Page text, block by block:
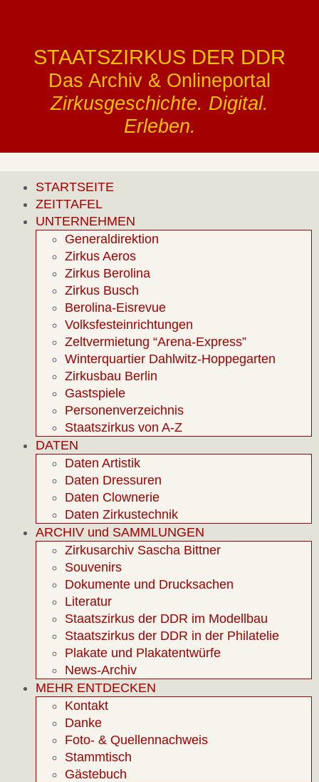
STAATSZIRKUS DER DDR
Das Archiv & Onlineportal
Zirkusgeschichte. Digital.
Erleben.
STARTSEITE
ZEITTAFEL
UNTERNEHMEN
Generaldirektion
Zirkus Aeros
Zirkus Berolina
Zirkus Busch
Berolina-Eisrevue
Volksfesteinrichtungen
Zeltvermietung “Arena-Express”
Winterquartier Dahlwitz-Hoppegarten
Zirkusbau Berlin
Gastspiele
Personenverzeichnis
Staatszirkus von A-Z
DATEN
Daten Artistik
Daten Dressuren
Daten Clownerie
Daten Zirkustechnik
ARCHIV und SAMMLUNGEN
Zirkusarchiv Sascha Bittner
Souvenirs
Dokumente und Drucksachen
Literatur
Staatszirkus der DDR im Modellbau
Staatszirkus der DDR in der Philatelie
Plakate und Plakatentwürfe
News-Archiv
MEHR ENTDECKEN
Kontakt
Danke
Foto- & Quellennachweis
Stammtisch
Gästebuch